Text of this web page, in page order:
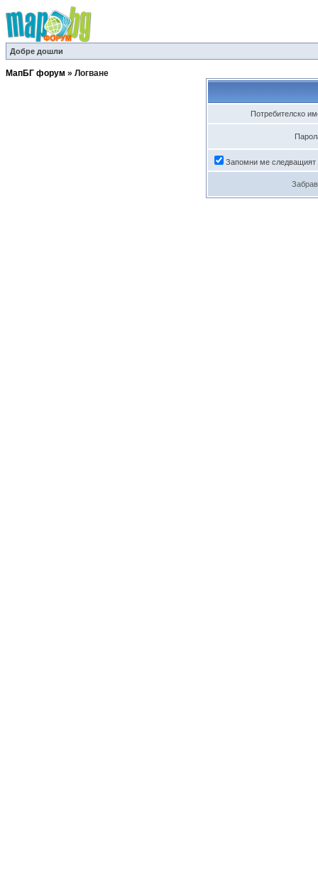
Добре дошли
МапБГ форум » Логване
Потребителско
Запомни ме следващият